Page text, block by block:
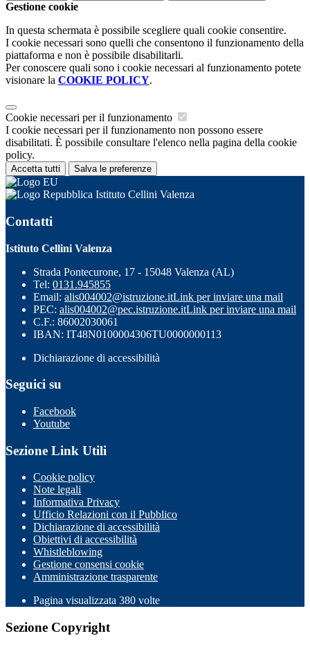
Gestione cookie
In questa schermata è possibile scegliere quali cookie consentire.
I cookie necessari sono quelli che consentono il funzionamento della
piattaforma e non è possibile disabilitarli.
Per conoscere quali sono i cookie necessari al funzionamento potete
visionare la COOKIE POLICY.
Cookie necessari per il funzionamento
I cookie necessari per il funzionamento non possono essere
disabilitati. È possibile consultare l'elenco nella pagina della cookie
policy.
Accetta tutti Salva le preferenze
Istituto Cellini Valenza
Contatti
Istituto Cellini Valenza
Strada Pontecurone, 17 - 15048 Valenza (AL)
Tel: 0131.945855
Email: alis004002@istruzione.itLink per inviare una mail
PEC: alis004002@pec.istruzione.itLink per inviare una mail
C.F.: 86002030061
IBAN: IT48N0100004306TU0000000113
Dichiarazione di accessibilità
Seguici su
Facebook
Youtube
Sezione Link Utili
Cookie policy
Note legali
Informativa Privacy
Ufficio Relazioni con il Pubblico
Dichiarazione di accessibilità
Obiettivi di accessibilità
Whistleblowing
Gestione consensi cookie
Amministrazione trasparente
Pagina visualizzata 380 volte
Sezione Copyright